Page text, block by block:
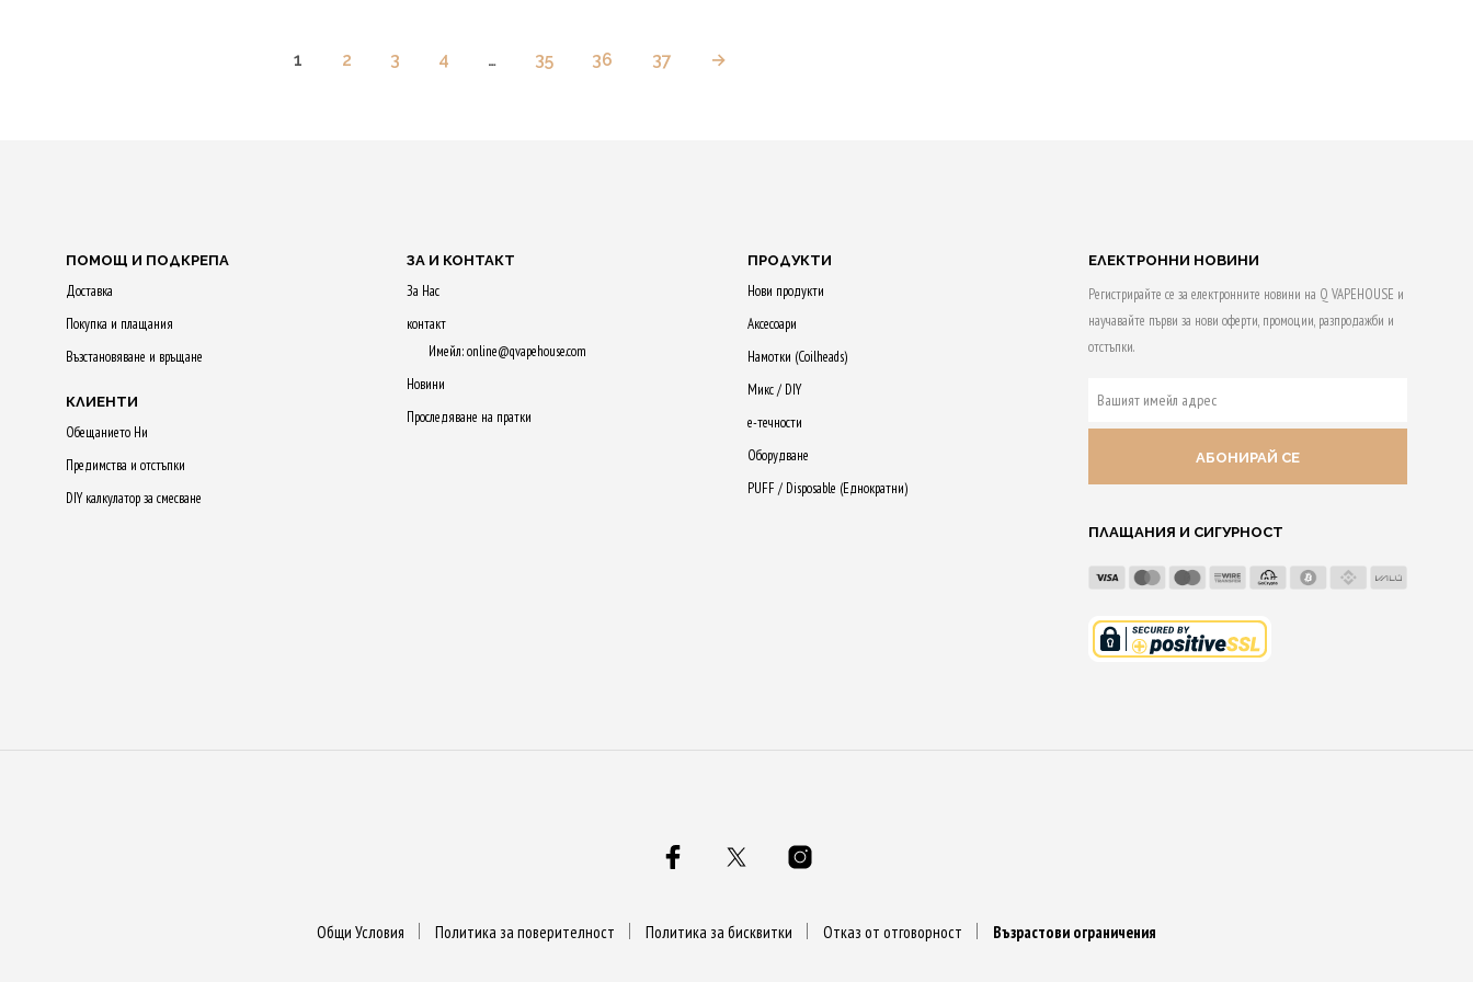
1 2 3 4 … 35 36 37 →
ПОМОЩ И ПОДКРЕПА
Доставка
Покупка и плащания
Възстановяване и връщане
КЛИЕНТИ
Обещанието Ни
Предимства и отстъпки
DIY калкулатор за смесване
ЗА И КОНТАКТ
За Нас
контакт
Имейл: online@qvapehouse.com
Новини
Проследяване на пратки
ПРОДУКТИ
Нови продукти
Аксесоари
Намотки (Сoilheads)
Микс / DIY
е-течности
Оборудване
PUFF / Disposable (Еднократни)
ЕЛЕКТРОННИ НОВИНИ
Регистрирайте се за електронните новини на Q VAPEHOUSE и
научавайте първи за нови оферти, промоции, разпродажби и
отстъпки.
ВАШИЯТ
ПЛАЩАНИЯ И СИГУРНОСТ
Общи Условия Политика за поверителност Политика за бисквитки Отказ от отговорност Възрастови ограничения